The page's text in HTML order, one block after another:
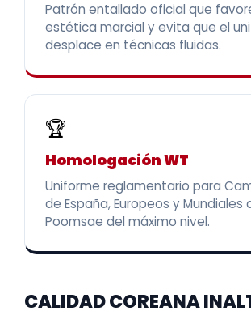
Patrón entallado oficial que
estética marcial y evita que el
desplace en técnicas fluidas.
🏆
Homologación WT
Uniforme reglamentario para
de España, Europeos y Mundiales
Poomsae del máximo nivel.
CALIDAD COREANA